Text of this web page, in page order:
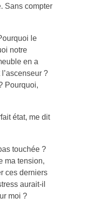
Sans compter
le
notre
en a
?
Pourquoi,
état, me dit
touchée ?
ma tension,
ces derniers
aurait-il
moi ?